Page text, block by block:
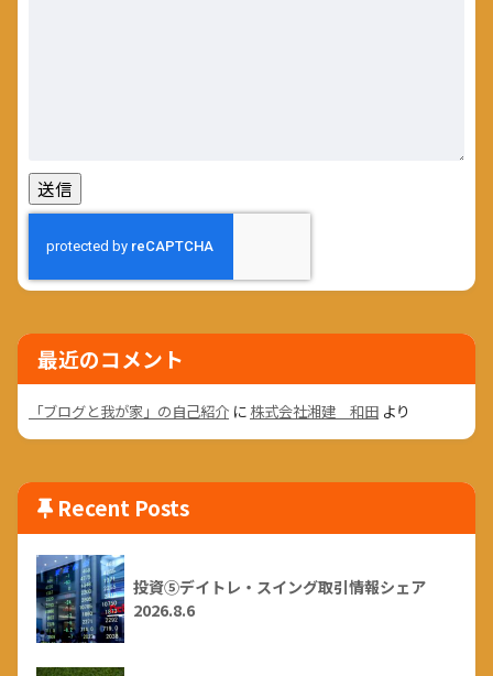
最近のコメント
「ブログと我が家」の自己紹介 に 株式会社湘建 和田 より
Recent Posts
投資⑤デイトレ・スイング取引情報シェア
2026.8.6